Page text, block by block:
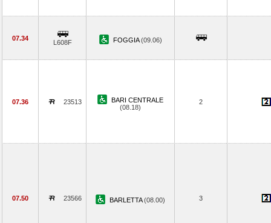
07.34
L608F FOGGIA(09.06)
07.36 23513
BARI CENTRALE
(08.18)
2
07.50 23566 BARLETTA(08.00) 3